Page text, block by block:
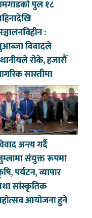
पुल १८
:
विवादले
रोके, हजारौँ
सास्तीमा
अन्त्य गर्दै
संयुक्त रूपमा
पर्यटन, व्यापार
सांस्कृतिक
आयोजना हुने